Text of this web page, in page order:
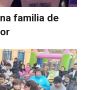
familia de